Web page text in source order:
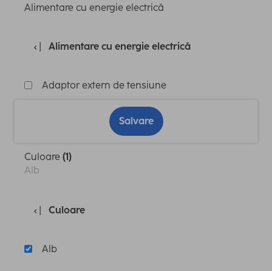
Alimentare cu energie electrică
Alimentare cu energie electrică
Adaptor extern de tensiune
Salvare
Culoare (1)
Alb
Culoare
Alb